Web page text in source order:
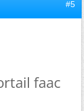
#5
faac